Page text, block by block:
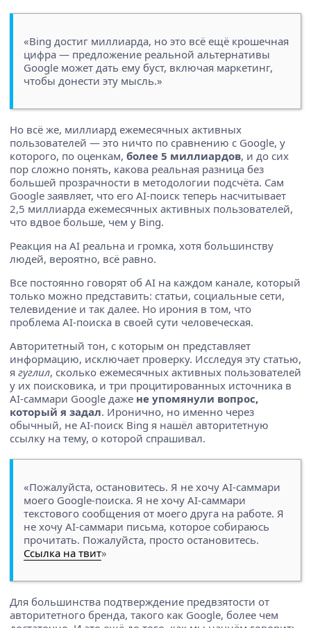
«Bing достиг миллиарда, но это всё ещё крошечная
цифра — предложение реальной альтернативы
Google может дать ему буст, включая маркетинг,
чтобы донести эту мысль.»
Но всё же, миллиард ежемесячных активных
пользователей — это ничто по сравнению с Google, у
которого, по оценкам, более 5 миллиардов, и до сих
пор сложно понять, какова реальная разница без
большей прозрачности в методологии подсчёта. Сам
Google заявляет, что его AI-поиск теперь насчитывает
2,5 миллиарда ежемесячных активных пользователей,
что вдвое больше, чем у Bing.
Реакция на AI реальна и громка, хотя большинству
людей, вероятно, всё равно.
Все постоянно говорят об AI на каждом канале, который
только можно представить: статьи, социальные сети,
телевидение и так далее. Но ирония в том, что
проблема AI-поиска в своей сути человеческая.
Авторитетный тон, с которым он представляет
информацию, исключает проверку. Исследуя эту статью,
я гуглил, сколько ежемесячных активных пользователей
у их поисковика, и три процитированных источника в
AI-саммари Google даже не упомянули вопрос,
который я задал. Иронично, но именно через
обычный, не AI-поиск Bing я нашёл авторитетную
ссылку на тему, о которой спрашивал.
«Пожалуйста, остановитесь. Я не хочу AI-саммари
моего Google-поиска. Я не хочу AI-саммари
текстового сообщения от моего друга на работе. Я
не хочу AI-саммари письма, которое собираюсь
прочитать. Пожалуйста, просто остановитесь.
Ссылка на твит»
Для большинства подтверждение предвзятости от
авторитетного бренда, такого как Google, более чем